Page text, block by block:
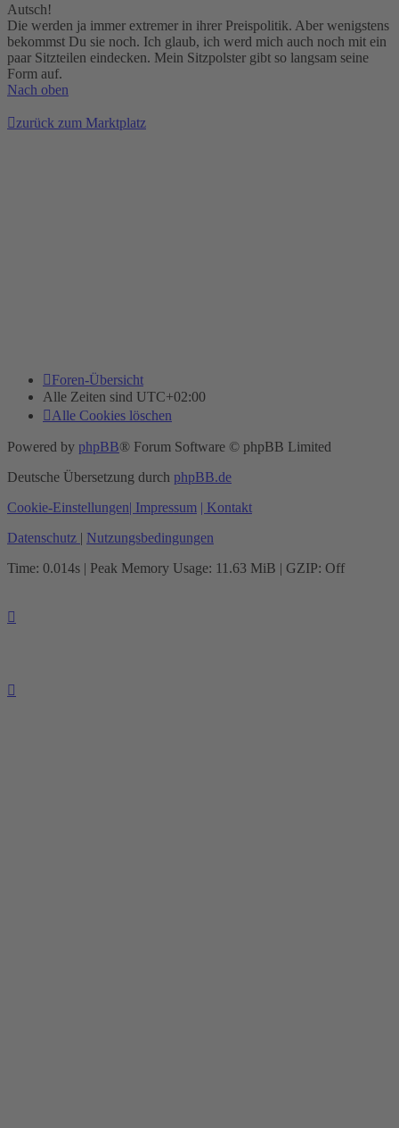
Autsch!
Die werden ja immer extremer in ihrer Preispolitik. Aber wenigstens
bekommst Du sie noch. Ich glaub, ich werd mich auch noch mit ein
paar Sitzteilen eindecken. Mein Sitzpolster gibt so langsam seine
Form auf.
Nach oben
zurück zum Marktplatz
Foren-Übersicht
Alle Zeiten sind UTC+02:00
Alle Cookies löschen
Powered by phpBB® Forum Software © phpBB Limited
Deutsche Übersetzung durch phpBB.de
Cookie-Einstellungen | Impressum
| Kontakt
Datenschutz
Nutzungsbedingungen
Time: 0.014s | Peak Memory Usage: 11.63 MiB | GZIP: Off